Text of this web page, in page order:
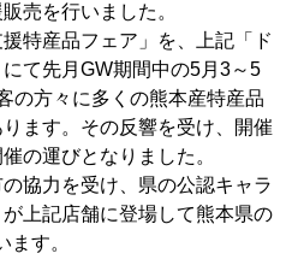
売を行いました。
特産品フェア」を、上記「ド
て先月GW期間中の5月3～5
の方々に多くの熊本産特産品
ます。その反響を受け、開催
の運びとなりました。
協力を受け、県の公認キャラ
上記店舗に登場して熊本県の
す。